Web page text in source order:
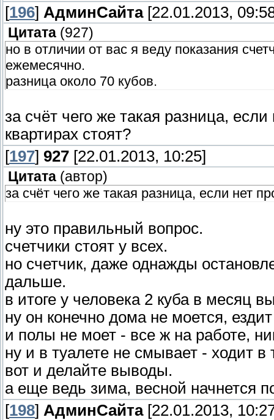
[196] АдминСайта[22.01.2013,
Цитата (927)
но в отличии от вас я веду показания
ежемесячно.
разница около 70 кубов.
за счёт чего же такая разница,
квартирах стоят?
[197] 927 [22.01.2013, 10:25]
Цитата (автор)
за счёт чего же такая разница, если нет
ну это правильный вопрос.
счетчики стоят у всех.
но счетчик, даже однажды
дальше.
в итоге у человека 2 куба в месяц
ну он конечно дома не моется,
и полы не моет - все ж на работе,
ну и в туалете не смывает - ходит в
вот и делайте выводы.
а еще ведь зима, весной начнется
[198] АдминСайта[22.01.2013,